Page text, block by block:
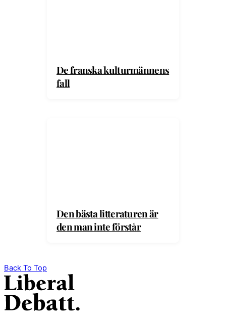
De franska kulturmännens
fall
Den bästa litteraturen är
den man inte förstår
Back To Top